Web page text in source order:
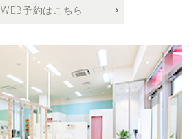
WEB予約はこちら